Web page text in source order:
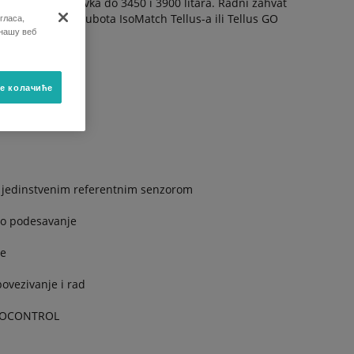
preko Kubota IsoMatch Tellus-a ili Tellus GO
referentnim senzorom
podesavanje
i rad
веб
колачиће